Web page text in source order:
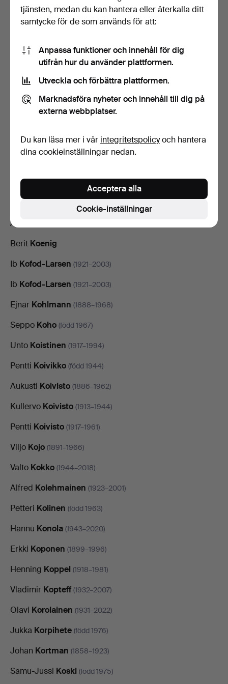
AlexanderKlingspor (född 1977)
Klint (1888–1954)
Nils-FolkeKnafve (1905–1996)
ChristinaKnall (född 1947)
LeifKnudsen (1928–1975)
JohanKnutson
AndersKnutsson
Arvid
Berit Koenig
Ib Kofod-Larsen (1921–2003)
Ib Kofod-Larsen (1921–2003)
Ejnar Kohlmann (1888–1968)
Seppo Koho (född 1967)
Unto Koistinen (1917–1994)
Pentti Koivikko (född 1944)
Aukusti Koivisto (1886–1962)
Kullervo Koivisto (1913–1944)
Pentti Koivisto (1917–1961)
Viljo Kojo (1891–1966)
Valto Kokko (1944–2018)
Alfred Kolehmainen (1923–2001)
Petteri Kolinen (född 1963)
Hannu Konola (1943–2020)
Erkki Koponen (1899–1996)
Henning Koppel (1918–1981)
Vladimir Kopteff (1932–2007)
Olavi Korolainen (1931–2022)
Jukka Korpihete (född 1976)
Johan Kortman (1858–1923)
Samu-Jussi Koski (född 1975)
tjänsten, medan du kan hantera eller återkalla ditt
samtycke för de som används för att:
Anpassa funktioner och innehåll för dig
utifrån hur du använder plattformen.
Utveckla och förbättra plattformen.
Marknadsföra nyheter och innehåll till dig på
externa webbplatser.
Du kan läsa mer i vår integritetspolicyoch hantera
dina cookieinställningar nedan.
Cookie-inställningar
Acceptera alla